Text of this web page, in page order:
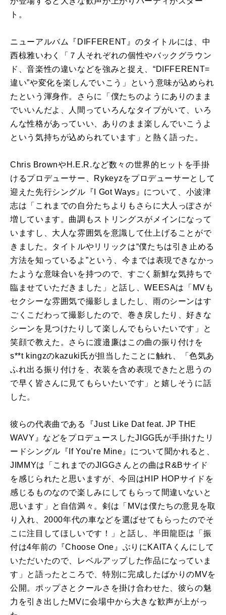
ト。
ニューアルバム『DIFFERENT』のタイトルには、中
西椋雅いわく「７人それぞれの個性やバックグラウン
ド、音楽性の違いなどを強みと捉え、“DIFFERENT=
違い”や変化を楽しんでいこう」という意味が込められ
たという渾身作。さらに「僕たちのようにありのまま
でいいんだよ、人間っていろんなタイプがいて、いろ
んな性格があっていい、ありのまま楽しんでいこうよ
という気持ちが込められています」と熱く語った。
Chris BrownやH.E.R.など数々の世界的ヒットを手掛
けるプロデューサー、Rykeyzをプロデューサーとして
迎えた先行シングル『I Got Ways』について、小波津
志は「これまでの自分たちよりもさらに大人っぽさが
増しています。曲調もストリングスがメインになって
いますし、大人な雰囲気を意識して仕上げることがで
きました。タイトルやリリックは“僕たちは引き止める
方法を知っているよ”という、今までは表現できなかっ
たような意味合いを持つので、すごく新鮮な気持ちで
臨ませていただきました」と話し、WEESAは「MVも
セクシーな雰囲気で撮影しましたし、雨のシーンはす
ごくこだわって撮影したので、巻き戻したり、好きな
シーンを見つけたりして楽しんでもらいたいです」と
笑顔で教えた。さらに渡邉廉はこの曲の振り付けを
s**t kingzのkazuki氏が担当したことに触れ、「色気あ
ふれ出る振り付けを、衣装を含め表現できたと思うの
で早く皆さんに見てもらいたいです」と嬉しそうに話
した。
彼らの代表曲である『Just Like Dat feat. JP THE
WAVY』などをプロデュースしたJIGG氏が手掛けたリ
ードシングル『If You’re Mine』について聞かれると、
JIMMYは「これまでのJIGGさんとの曲はR&Bサイド
を感じられたと思いますが、今回はHIP HOPサイドを
感じるものなので楽しみにしてもらって間違いないと
思います」と自信満々。剣は「MVは僕たちの意見を取
り入れ、2000年代の車などを選ばせてもらったのでそ
こに注目してほしいです！」と話し、半田龍臣は「振
付は4年前の『Choose One』ぶりにKAITAくんにして
いただいたので、レベルアップした作品になっていま
す」と語ったところで、特別に完成したばかりのMVを
公開。ポップさとクールさを掛け合わせた、彼らの魅
力を引き出したMVに会場中から大きな歓声が上がっ